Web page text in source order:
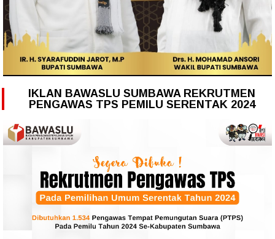
IKLAN BAWASLU SUMBAWA REKRUTMEN
PENGAWAS TPS PEMILU SERENTAK 2024